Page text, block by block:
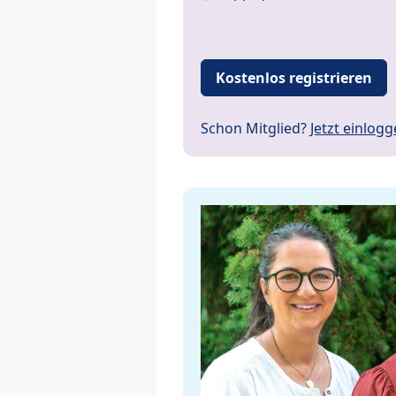
Kostenlos registrieren
Schon Mitglied? Jetzt